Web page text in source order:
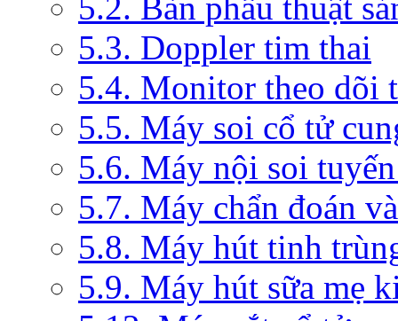
5.3. Doppler tim thai
5.4. Monitor theo dõi
5.5. Máy soi cổ tử
5.6. Máy nội soi
5.7. Máy chẩn đoán
5.8. Máy hút tinh
5.9. Máy hút sữa mẹ